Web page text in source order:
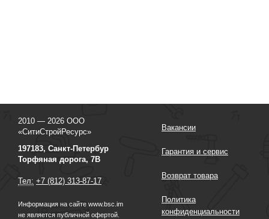
2010 — 2026 ООО
«СитиСтройРесурс»
197183, Санкт-Петербур
Торфяная дорога, 7В
Тел: +7 (812) 313-87-17
Информация на сайте www.bsc.im
не является публичной офертой.
Вакансии
Гарантия и сервис
Возврат товара
Политика
конфиденциальности